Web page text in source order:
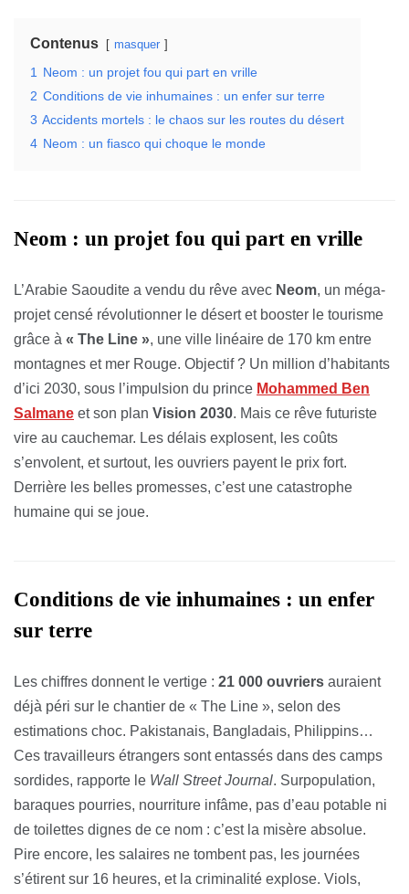
Contenus masquer
1
Neom : un projet fou qui part en vrille
2 Conditions de vie inhumaines : un enfer sur terre
3 Accidents mortels : le chaos sur les routes du désert
4 Neom : un fiasco qui choque le monde
Neom : un projet fou qui part en vrille
L’Arabie Saoudite a vendu du rêve avec Neom, un méga-
projet censé révolutionner le désert et booster le tourisme
grâce à « The Line », une ville linéaire de 170 km entre
montagnes et mer Rouge. Objectif ? Un million d’habitants
d’ici 2030, sous l’impulsion du prince Mohammed Ben
Salmane et son plan Vision 2030. Mais ce rêve futuriste
vire au cauchemar. Les délais explosent, les coûts
s’envolent, et surtout, les ouvriers payent le prix fort.
Derrière les belles promesses, c’est une catastrophe
humaine qui se joue.
Conditions de vie inhumaines : un enfer
sur terre
Les chiffres donnent le vertige : 21 000 ouvriers auraient
déjà péri sur le chantier de « The Line », selon des
estimations choc. Pakistanais, Bangladais, Philippins…
Ces travailleurs étrangers sont entassés dans des camps
sordides, rapporte le Wall Street Journal. Surpopulation,
baraques pourries, nourriture infâme, pas d’eau potable ni
de toilettes dignes de ce nom : c’est la misère absolue.
Pire encore, les salaires ne tombent pas, les journées
s’étirent sur 16 heures, et la criminalité explose. Viols,